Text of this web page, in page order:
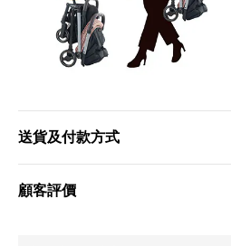
送貨及付款方式
顧客評價